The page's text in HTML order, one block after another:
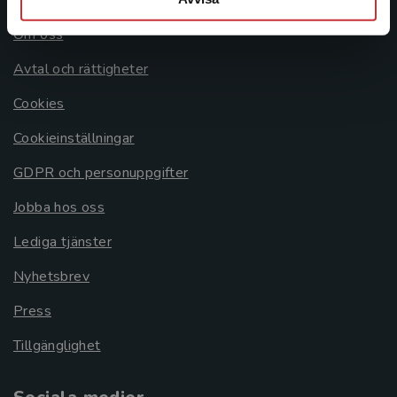
Om oss
Avtal och rättigheter
Cookies
Cookieinställningar
GDPR och personuppgifter
Jobba hos oss
Lediga tjänster
Nyhetsbrev
Press
Tillgänglighet